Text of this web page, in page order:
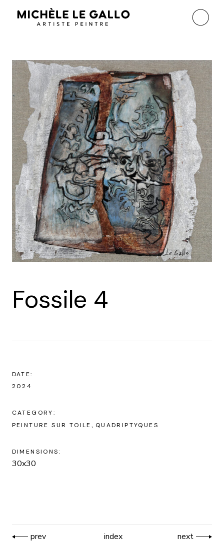
Fossile 4
DATE:
2024
CATEGORY:
PEINTURE SUR TOILE
QUADRIPTYQUES
DIMENSIONS:
30x30
prev index next